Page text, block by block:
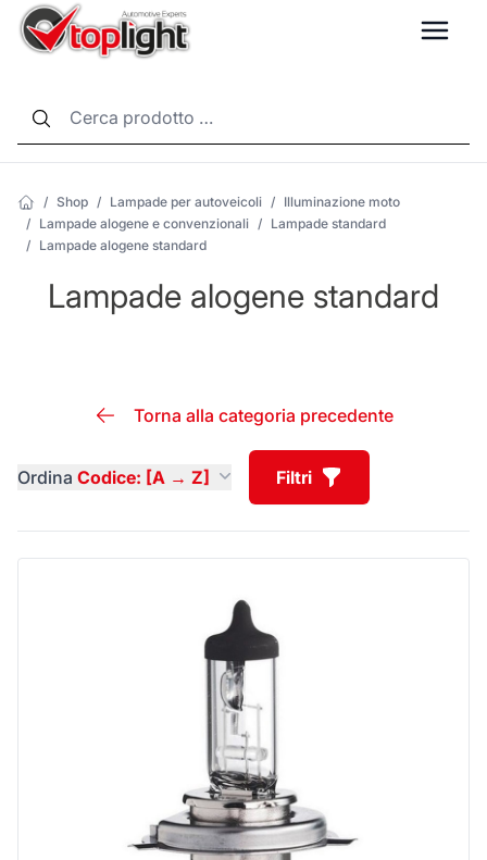
/ Shop / Lampade per autoveicoli / Illuminazione moto
/ Lampade alogene e convenzionali / Lampade standard
/ Lampade alogene standard
Lampade alogene standard
Torna alla categoria precedente
Ordina Codice: [A → Z] Filtri